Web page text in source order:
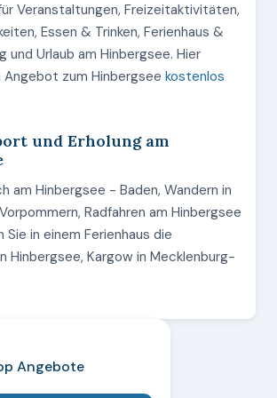
Veranstaltungen, Freizeitaktivitäten,
Essen & Trinken, Ferienhaus &
und Urlaub am Hinbergsee. Hier
Angebot zum Hinbergsee kostenlos
und Erholung am
am Hinbergsee - Baden, Wandern in
Radfahren am Hinbergsee
in einem Ferienhaus die
Hinbergsee, Kargow in Mecklenburg-
Angebote